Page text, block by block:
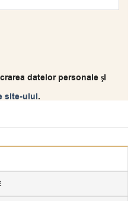
datelor personale şi
site-ului.